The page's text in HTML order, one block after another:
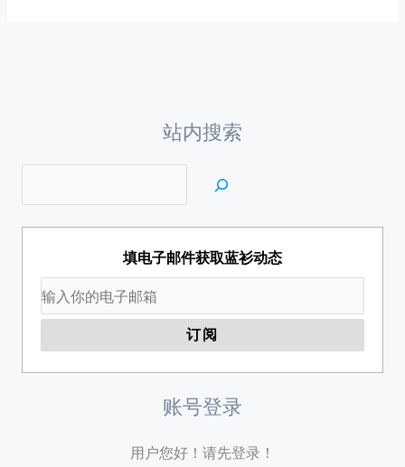
站内搜索
填电子邮件获取蓝衫动态
账号登录
用户您好！请先登录！